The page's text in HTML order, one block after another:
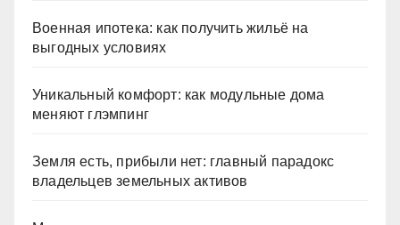
Военная ипотека: как получить жильё на
выгодных условиях
Уникальный комфорт: как модульные дома
меняют глэмпинг
Земля есть, прибыли нет: главный парадокс
владельцев земельных активов